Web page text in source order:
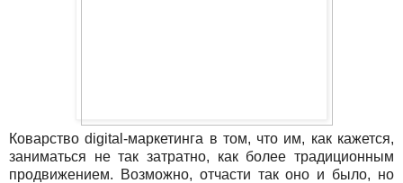
Коварство digital-маркетинга в том, что им, как кажется,
заниматься не так затратно, как более традиционным
продвижением. Возможно, отчасти так оно и было, но